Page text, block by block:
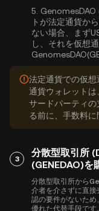
5. GenomesDAO
トが法定通貨か
ない場合、まず
し、それを仮想
法定通貨での仮
通貨ウォレットは
サードパーティ
る前に、手数料に
3
分散型取引所
(GENEDAO)を
分散型取引所から
介者を介さずに直
認の要件がないた
優れた代替手段です